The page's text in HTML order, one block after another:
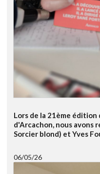
Lors de la 21ème édition
d'Arcachon, nous avons
Sorcier blond) et Yves
06/05/26